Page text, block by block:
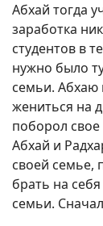
Абхай тогда
заработка
студентов в
нужно было
семьи. Абхаю
жениться на
поборол свое
Абхай и
своей семье,
брать на
семьи.